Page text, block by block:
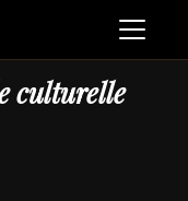
culturelle